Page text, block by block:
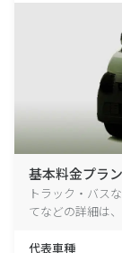
基本料金プラン
トラック・バス
てなどの詳細は
代表車種